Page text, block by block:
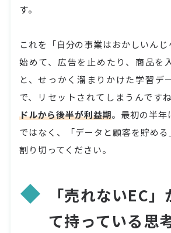
す。
これを「自分の事業はおかしいん
始めて、広告を止めたり、商品を
と、せっかく溜まりかけた学習デ
で、リセットされてしまうんですね
ドルから後半が利益期。最初の半年
ではなく、「データと顧客を貯める
割り切ってください。
「売れないEC
て持っている思